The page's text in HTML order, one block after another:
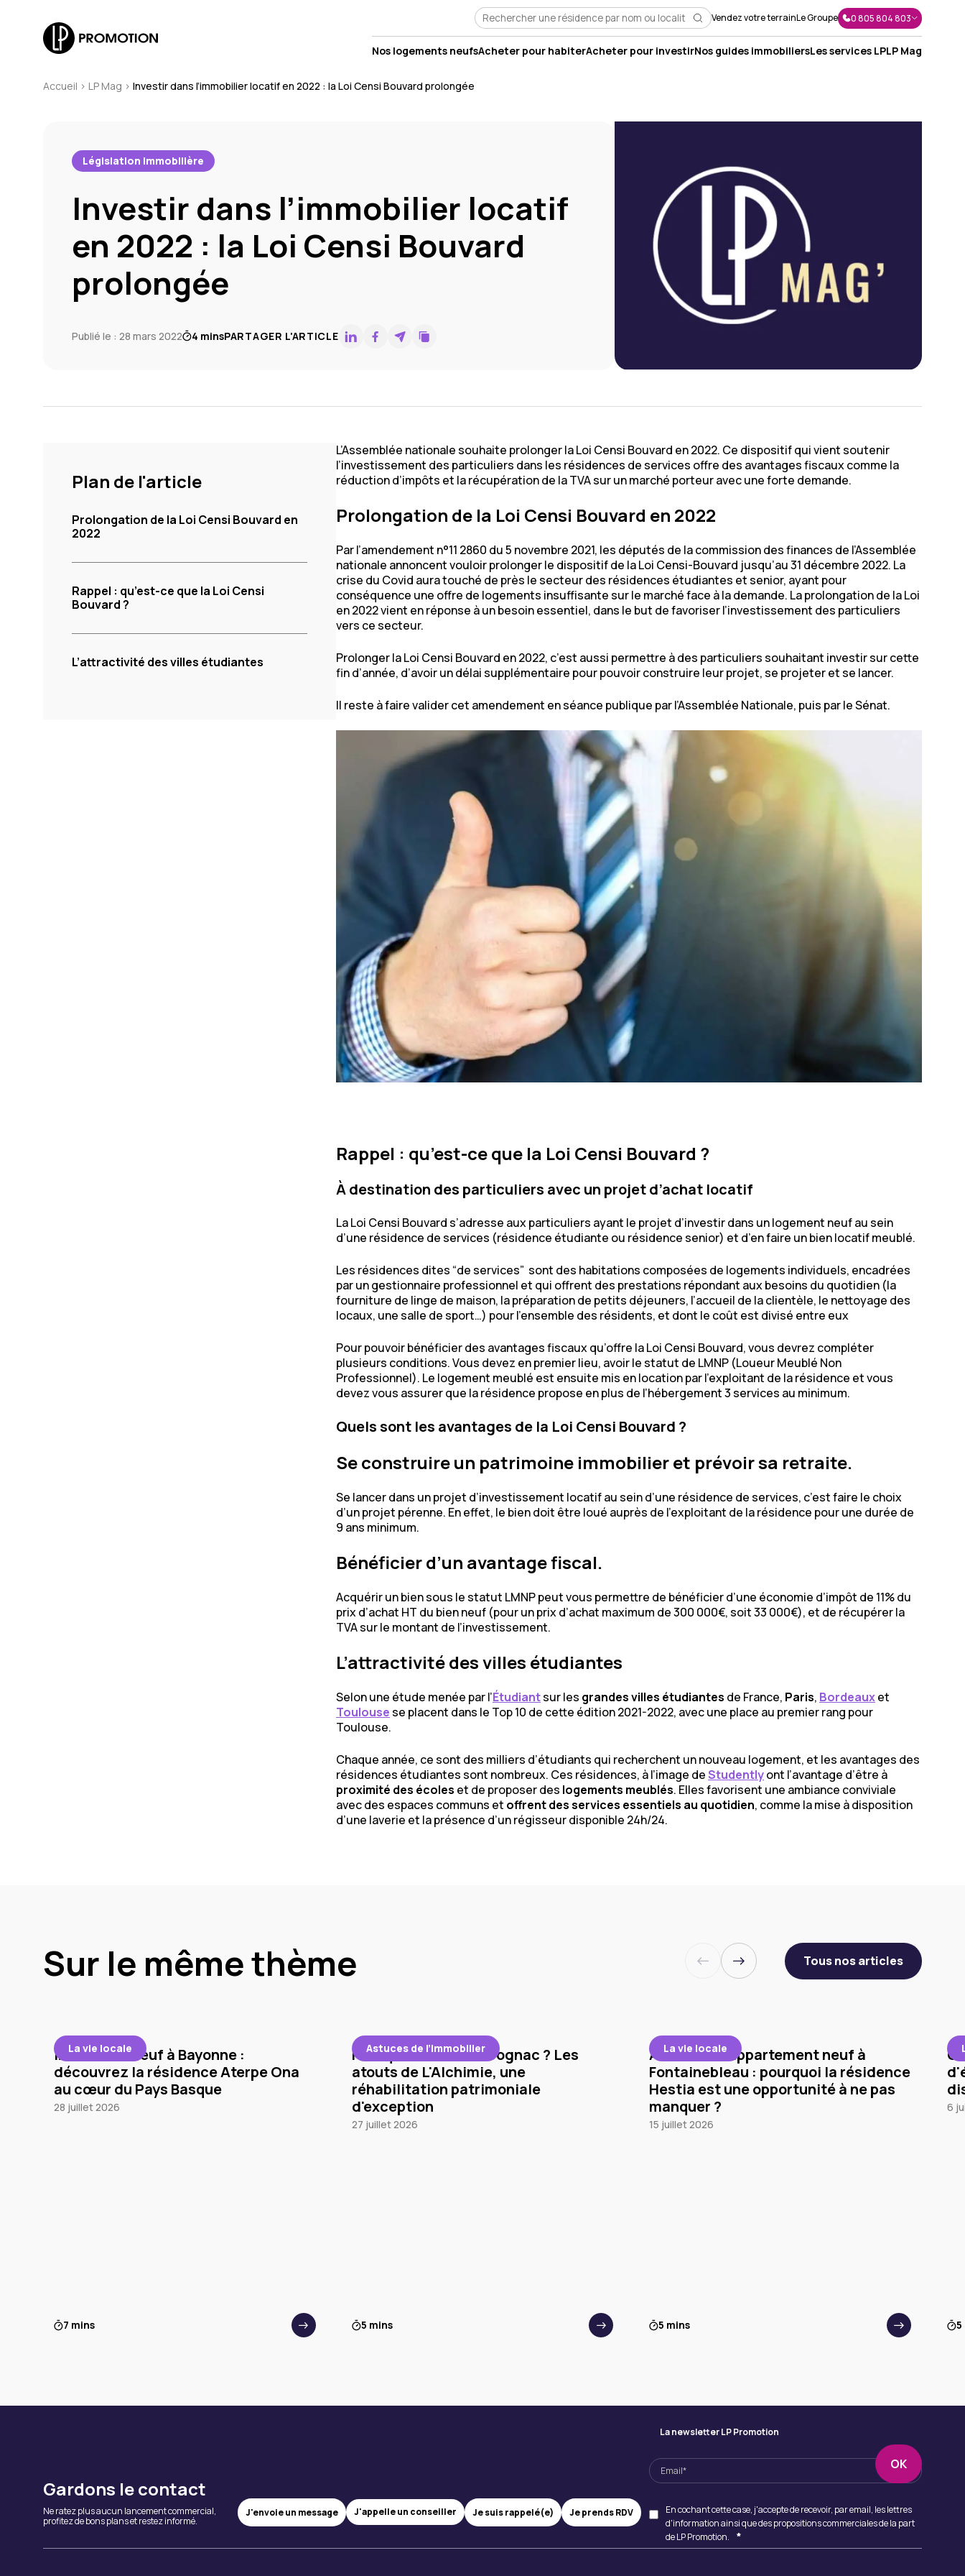
Vendez votre terrainLe Groupe 0 805 804 803
Nos logements neufsAcheter pour habiterAcheter pour investirNos guides immobiliersLes services LPLP Mag
Accueil > LP Mag > Investir dans l’immobilier locatif en 2022 : la Loi Censi Bouvard prolongée
Législation immobilière
Investir dans l’immobilier locatif
en 2022 : la Loi Censi Bouvard
prolongée
Publié le : 28 mars 2022 4 minsPARTAGER L'ARTICLE
Plan de l'article
Prolongation de la Loi Censi Bouvard en
2022
Rappel : qu’est-ce que la Loi Censi
Bouvard ?
L’attractivité des villes étudiantes
L’Assemblée nationale souhaite prolonger la Loi Censi Bouvard en 2022. Ce dispositif qui vient soutenir
l’investissement des particuliers dans les résidences de services offre des avantages fiscaux comme la
réduction d’impôts et la récupération de la TVA sur un marché porteur avec une forte demande.
Prolongation de la Loi Censi Bouvard en 2022
Par l’amendement n°11 2860 du 5 novembre 2021, les députés de la commission des finances de l’Assemblée
nationale annoncent vouloir prolonger le dispositif de la Loi Censi-Bouvard jusqu’au 31 décembre 2022. La
crise du Covid aura touché de près le secteur des résidences étudiantes et senior, ayant pour
conséquence une offre de logements insuffisante sur le marché face à la demande. La prolongation de la Loi
en 2022 vient en réponse à un besoin essentiel, dans le but de favoriser l’investissement des particuliers
vers ce secteur.
Prolonger la Loi Censi Bouvard en 2022, c’est aussi permettre à des particuliers souhaitant investir sur cette
fin d’année, d’avoir un délai supplémentaire pour pouvoir construire leur projet, se projeter et se lancer.
Il reste à faire valider cet amendement en séance publique par l’Assemblée Nationale, puis par le Sénat.
Rappel : qu’est-ce que la Loi Censi Bouvard ?
À destination des particuliers avec un projet d’achat locatif
La Loi Censi Bouvard s’adresse aux particuliers ayant le projet d’investir dans un logement neuf au sein
d’une résidence de services (résidence étudiante ou résidence senior) et d’en faire un bien locatif meublé.
Les résidences dites “de services” sont des habitations composées de logements individuels, encadrées
par un gestionnaire professionnel et qui offrent des prestations répondant aux besoins du quotidien (la
fourniture de linge de maison, la préparation de petits déjeuners, l’accueil de la clientèle, le nettoyage des
locaux, une salle de sport…) pour l’ensemble des résidents, et dont le coût est divisé entre eux
Pour pouvoir bénéficier des avantages fiscaux qu’offre la Loi Censi Bouvard, vous devrez compléter
plusieurs conditions. Vous devez en premier lieu, avoir le statut de LMNP (Loueur Meublé Non
Professionnel). Le logement meublé est ensuite mis en location par l’exploitant de la résidence et vous
devez vous assurer que la résidence propose en plus de l’hébergement 3 services au minimum.
Quels sont les avantages de la Loi Censi Bouvard ?
Se construire un patrimoine immobilier et prévoir sa retraite.
Se lancer dans un projet d’investissement locatif au sein d’une résidence de services, c’est faire le choix
d’un projet pérenne. En effet, le bien doit être loué auprès de l’exploitant de la résidence pour une durée de
9 ans minimum.
Bénéficier d’un avantage fiscal.
Acquérir un bien sous le statut LMNP peut vous permettre de bénéficier d’une économie d’impôt de 11% du
prix d’achat HT du bien neuf (pour un prix d’achat maximum de 300 000€, soit 33 000€), et de récupérer la
TVA sur le montant de l’investissement.
L’attractivité des villes étudiantes
Selon une étude menée par l’Étudiantsur les grandes villes étudiantes de France, Paris, Bordeauxet
Toulousese placent dans le Top 10 de cette édition 2021-2022, avec une place au premier rang pour
Toulouse.
Chaque année, ce sont des milliers d’étudiants qui recherchent un nouveau logement, et les avantages des
résidences étudiantes sont nombreux. Ces résidences, à l’image deStudentlyont l’avantage d’être à
proximité des écoles et de proposer des logements meublés. Elles favorisent une ambiance conviviale
avec des espaces communs et offrent des services essentiels au quotidien, comme la mise à disposition
d’une laverie et la présence d’un régisseur disponible 24h/24.
Sur le même thème Tous nos articles
La vie locale
Immobilier neuf à Bayonne :
découvrez la résidence Aterpe Ona
au cœur du Pays Basque
28 juillet 2026
7 mins
Astuces de l’immobilier
Pourquoi investir à Cognac ? Les
atouts de L'Alchimie, une
réhabilitation patrimoniale
d'exception
27 juillet 2026
5 mins
La vie locale
Acheter un appartement neuf à
Fontainebleau : pourquoi la résidence
Hestia est une opportunité à ne pas
manquer ?
15 juillet 2026
5 mins
6
5
Gardons le contact
Ne ratez plus aucun lancement commercial,
profitez de bons plans et restez informé.
J'envoie un message J'appelle un conseiller Je suis rappelé(e) Je prends RDV
La newsletter LP Promotion
En cochant cette case, j'accepte de recevoir, par email, les lettres
d'information ainsi que des propositions commerciales de la part
de LP Promotion.
*
Je suis rappelé(e)